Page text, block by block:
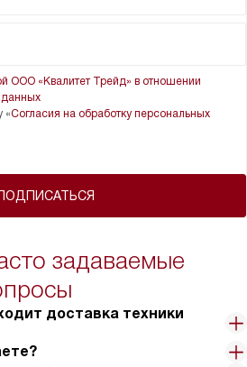
ООО «Квалитет Трейд» в отношении
данных
«Согласия на обработку персональных
задаваемые
доставка техники